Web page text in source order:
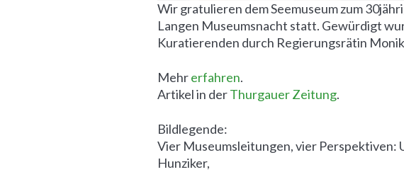
Wir gratulieren dem Seemuseum zum
Langen Museumsnacht statt. Gewürdigt
Kuratierenden durch Regierungsrätin
Mehrerfahren.
Artikel in derThurgauer Zeitung.
Bildlegende:
Vier Museumsleitungen, vier Perspektiven:
Hunziker,